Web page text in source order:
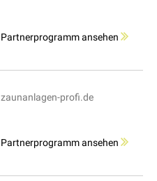
Partnerprogramm ansehen
zaunanlagen-profi.de
Partnerprogramm ansehen